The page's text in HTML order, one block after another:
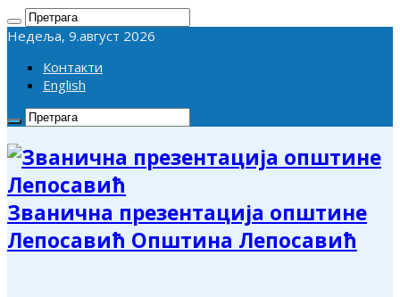
Недеља, 9.август 2026
Контакти
English
Званична презентација општине
Лепосавић Општина Лепосавић